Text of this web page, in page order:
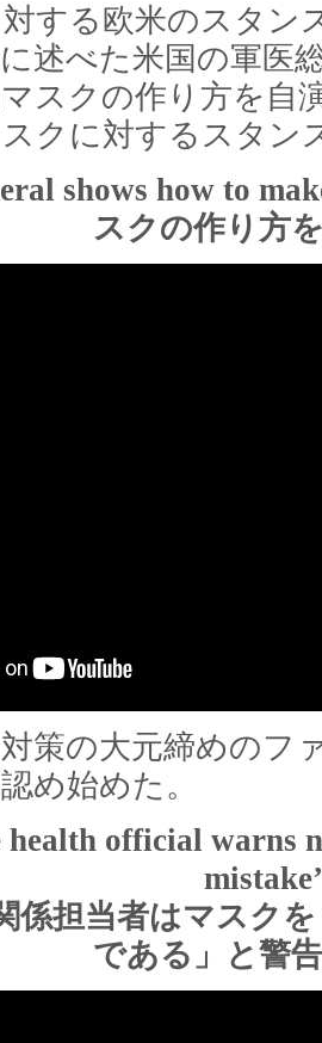
する欧米のスタン
述べた米国の軍医
スクの作り方を自
クに対するスタン
shows how to
スクの作り方
策の大元締めのフ
め始めた。
health official warns
mistake’
係担当者はマスク
である」と警